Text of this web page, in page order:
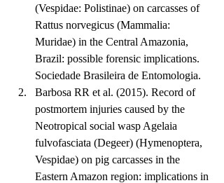
(Vespidae: Polistinae) on carcasses of
Rattus norvegicus (Mammalia:
Muridae) in the Central Amazonia,
Brazil: possible forensic implications.
Sociedade Brasileira de Entomologia.
Barbosa RR et al. (2015). Record of
postmortem injuries caused by the
Neotropical social wasp Agelaia
fulvofasciata (Degeer) (Hymenoptera,
Vespidae) on pig carcasses in the
Eastern Amazon region: implications in